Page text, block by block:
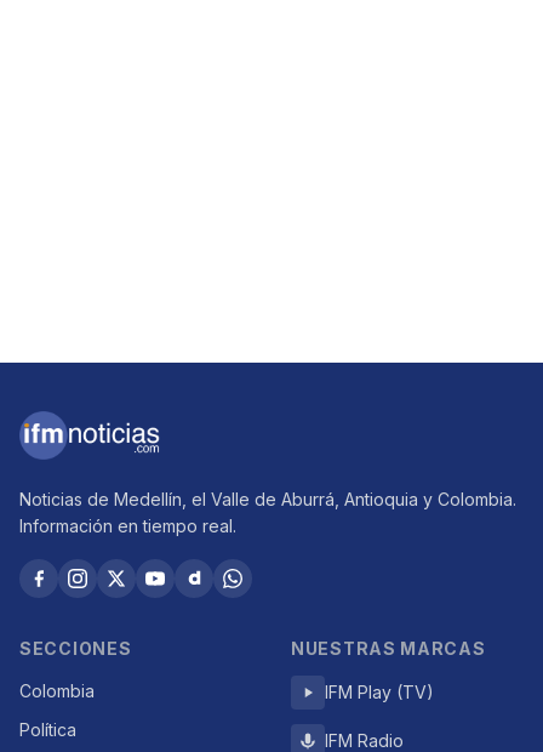
Noticias de Medellín, el Valle de Aburrá, Antioquia y Colombia.
Información en tiempo real.
SECCIONES
Colombia
Política
NUESTRAS MARCAS
IFM Play (TV)
IFM Radio